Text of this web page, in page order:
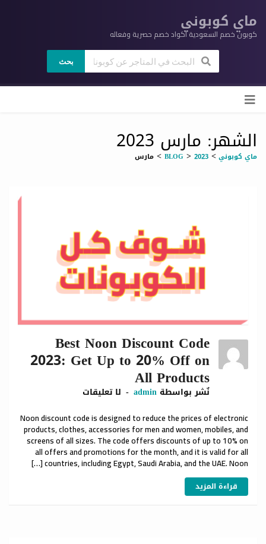
ماي كوبوني
كوبون خصم السعودية اكواد خصم حصرية وفعاله
بحث
الشهر: مارس 2023
ماي كوبوني>
BLOG > 2023
> مارس
Best Noon Discount Code
2023: Get Up to 20% Off on
All Products
نٌشر بواسطة admin لا تعليقات
Noon discount code is designed to reduce the prices of electronic
products, clothes, accessories for men and women, mobiles, and
screens of all sizes. The code offers discounts of up to 10% on
all offers and promotions for the month, and it is valid for all
countries, including Egypt, Saudi Arabia, and the UAE. Noon […]
قراءة المزيد